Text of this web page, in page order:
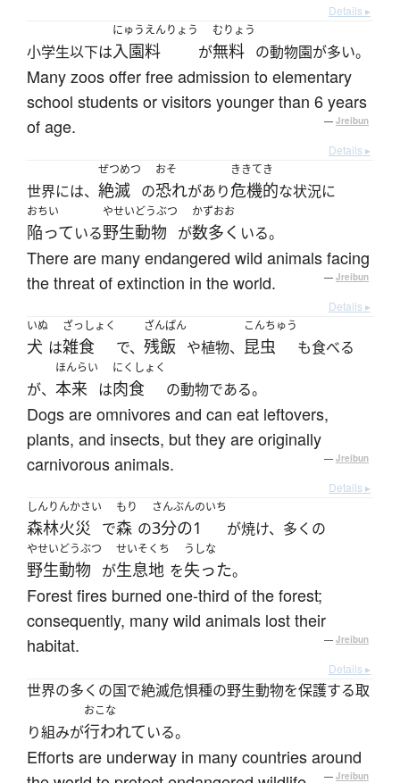
Details ▸
小学生以下は
にゅうえんりょう
入園料 が
むりょう
無料 の動物園が多い。
Many zoos offer free admission to elementary
school students or visitors younger than 6 years
of age.
— Jreibun
Details ▸
世界には、
ぜつめつ
絶滅 の
おそ
恐れがあり
ききてき
危機的な状況に
おちい
陥っている
やせいどうぶつ
野生動物 が
かずおお
数多く いる。
There are many endangered wild animals facing
the threat of extinction in the world.
— Jreibun
Details ▸
いぬ
犬 は
ざっしょく
雑食 で、
ざんぱん
残飯 や植物、
こんちゅう
昆虫 も食べる
が、
ほんらい
本来 は
にくしょく
肉食 の動物である。
Dogs are omnivores and can eat leftovers,
plants, and insects, but they are originally
carnivorous animals.
— Jreibun
Details ▸
しんりんかさい
森林火災 で
もり
森 の
さんぶんのいち
3分の1 が焼け、多くの
やせいどうぶつ
野生動物 が
せいそくち
生息地 を
うしな
失った。
Forest fires burned one-third of the forest;
consequently, many wild animals lost their
habitat.
— Jreibun
Details ▸
世界の多くの国で絶滅危惧種の野生動物を保護する取
り組みが
おこな
行われている。
Efforts are underway in many countries around
— Jreibun